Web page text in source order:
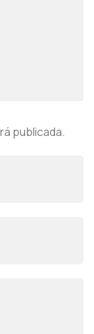
publicada.